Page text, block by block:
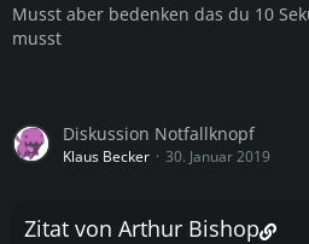
Musst aber bedenken das du 10
musst
Diskussion Notfallknopf
Klaus Becker 30. Januar 2019
Zitat von Arthur Bishop